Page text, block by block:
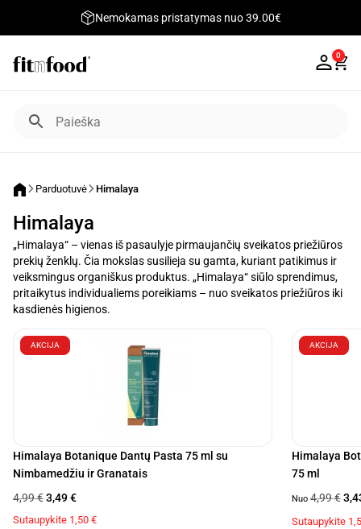
Nemokamas pristatymas nuo 39.00€
0
Parduotuvė Himalaya
Himalaya
„Himalaya“ – vienas iš pasaulyje pirmaujančių sveikatos priežiūros
prekių ženklų. Čia mokslas susilieja su gamta, kuriant patikimus ir
veiksmingus organiškus produktus. „Himalaya“ siūlo sprendimus,
pritaikytus individualiems poreikiams – nuo sveikatos priežiūros iki
kasdienės higienos.
AKCIJA
Himalaya Botanique Dantų Pasta 75 ml su
Nimbamedžiu ir Granatais
4,99€3,49€
Sutaupykite 1,50 €
AKCIJA
Himalaya
75 ml
Nuo 4,99€
Sutaupykite